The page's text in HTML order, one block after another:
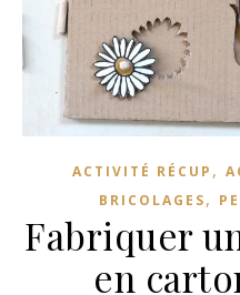
ACTIVITÉ RÉCUP ,
BRICOLAGES,
Fabriquer
en